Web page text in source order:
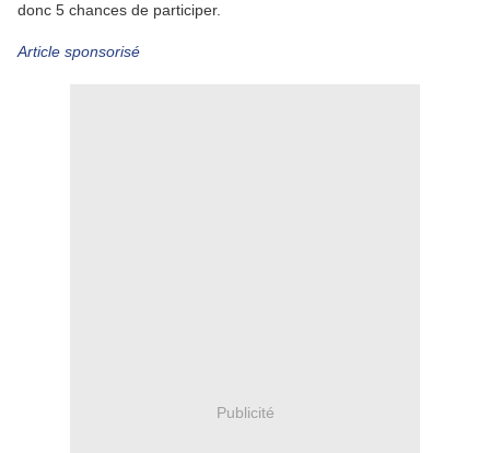
donc 5 chances de participer.
Article sponsorisé
Publicité